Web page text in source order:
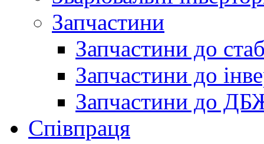
Запчастини
Запчастини до
Запчастини до
Запчастини до
Співпраця